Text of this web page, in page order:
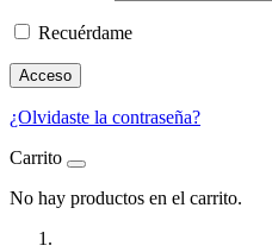
Recuérdame
Acceso
¿Olvidaste la contraseña?
Carrito
No hay productos en el carrito.